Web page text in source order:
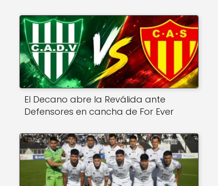
El Decano abre la Reválida ante
Defensores en cancha de For Ever